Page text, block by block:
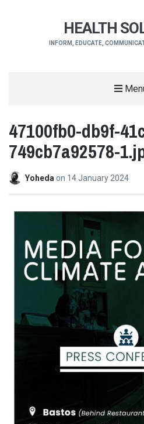
HEALTH
INFORM, EDUCATE,
47100fb0-db9f-
749cb7a92578-
Yoheda on 14 January 2024